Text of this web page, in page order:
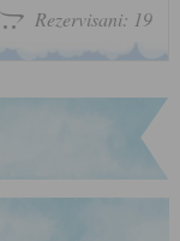
Rezervisani: 19